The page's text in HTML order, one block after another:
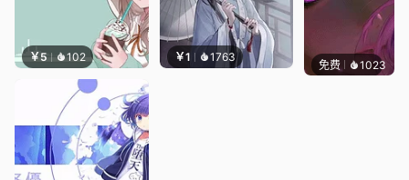
￥5 102 ￥1 1763
免费 1023辰东